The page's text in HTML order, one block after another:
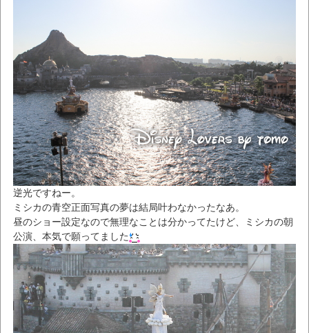
逆光ですねー。
ミシカの青空正面写真の夢は結局叶わなかったなあ。
昼のショー設定なので無理なことは分かってたけど、ミシカの朝
公演、本気で願ってました